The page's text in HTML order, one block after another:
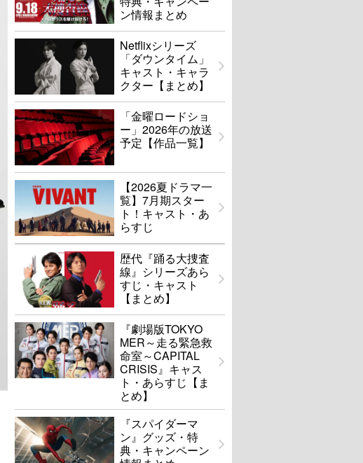
ン情報まとめ
Netflixシリーズ
「ダウンタイム」
キャスト・キャラ
クター【まとめ】
「金曜ロードショ
ー」2026年の放送
予定【作品一覧】
【2026夏ドラマ一
覧】7月期スター
ト！キャスト・あ
らすじ
歴代『踊る大捜査
線』シリーズあら
すじ・キャスト
【まとめ】
『劇場版TOKYO
MER～走る緊急救
命室～CAPITAL
CRISIS』キャス
ト・あらすじ【ま
とめ】
『スパイダーマ
ン』グッズ・特
典・キャンペーン